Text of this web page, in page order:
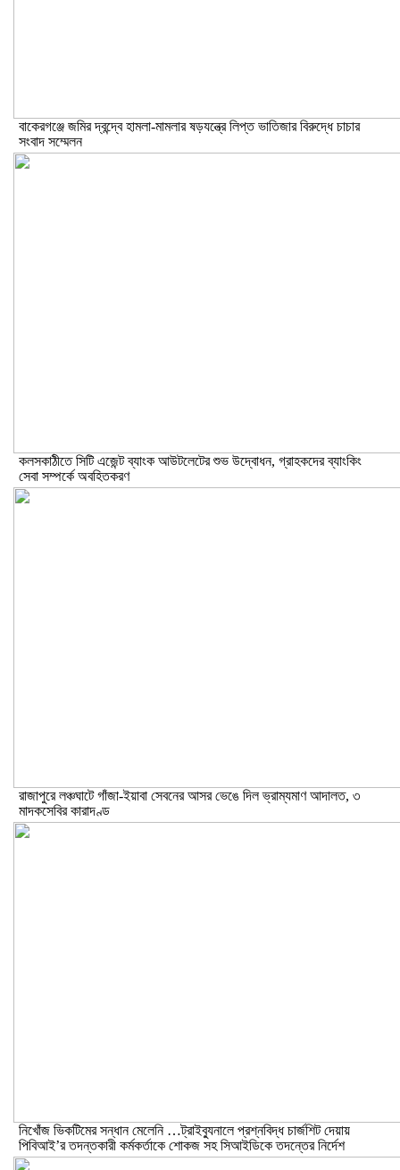
বাকেরগঞ্জে জমির দ্বন্দ্বে হামলা-মামলার ষড়যন্ত্রে লিপ্ত ভাতিজার বিরুদ্ধে চাচার
সংবাদ সম্মেলন
কলসকাঠীতে সিটি এজেন্ট ব্যাংক আউটলেটের শুভ উদ্বোধন, গ্রাহকদের ব্যাংকিং
সেবা সম্পর্কে অবহিতকরণ
রাজাপুরে লঞ্চঘাটে গাঁজা-ইয়াবা সেবনের আসর ভেঙে দিল ভ্রাম্যমাণ আদালত, ৩
মাদকসেবির কারাদণ্ড
নিখোঁজ ভিকটিমের সন্ধান মেলেনি …ট্রাইব্যুনালে প্রশ্নবিদ্ধ চার্জশিট দেয়ায়
পিবিআই’র তদন্তকারী কর্মকর্তাকে শোকজ সহ সিআইডিকে তদন্তের নির্দেশ